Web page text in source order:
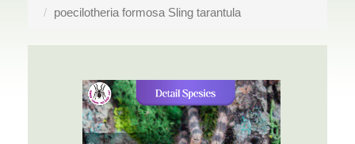
poecilotheria formosa Sling tarantula